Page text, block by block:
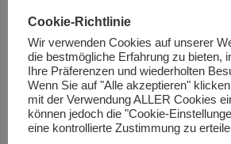
Januar 2017
Dezember 2016
November 2016
Oktober 2016
Cookie-Richtlinie
Wir verwenden Cookies auf unserer
die bestmögliche Erfahrung zu bieten,
Ihre Präferenzen und wiederholten
Wenn Sie auf "Alle akzeptieren"
mit der Verwendung ALLER Cookies
können jedoch die "Cookie-
eine kontrollierte Zustimmung zu